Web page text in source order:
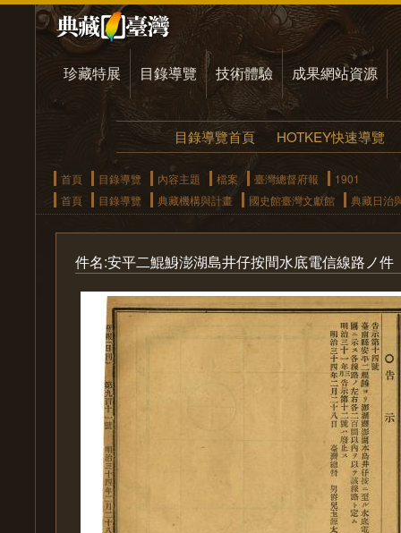
珍藏特展 目錄導覽 技術體驗 成果網站資源
目錄導覽首頁 HOTKEY快速導覽
首頁 目錄導覽 內容主題 檔案 臺灣總督府報
1901
首頁
目錄導覽 典藏機構與計畫 國史館臺灣文獻館 典藏日治
件名:安平二鯤鯓澎湖島井仔按間水底電信線路ノ件